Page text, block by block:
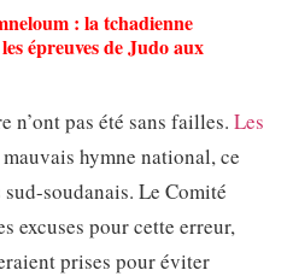
: la tchadienne
épreuves de Judo aux
n’ont pas été sans failles. Les
hymne national, ce
soudanais. Le Comité
excuses pour cette erreur,
prises pour éviter